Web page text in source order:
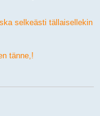
selkeästi tällaisellekin
tänne,!